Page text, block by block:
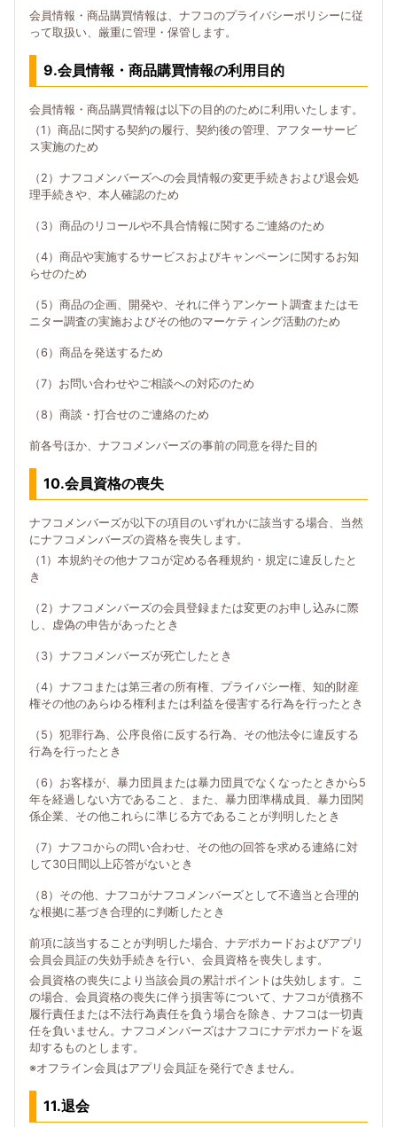
会員情報・商品購買情報は、ナフコのプライバシーポリシーに従
って取扱い、厳重に管理・保管します。
9.会員情報・商品購買情報の利用目的
会員情報・商品購買情報は以下の目的のために利用いたします。
（1）商品に関する契約の履行、契約後の管理、アフターサービ
ス実施のため
（2）ナフコメンバーズへの会員情報の変更手続きおよび退会処
理手続きや、本人確認のため
（3）商品のリコールや不具合情報に関するご連絡のため
（4）商品や実施するサービスおよびキャンペーンに関するお知
らせのため
（5）商品の企画、開発や、それに伴うアンケート調査またはモ
ニター調査の実施およびその他のマーケティング活動のため
（6）商品を発送するため
（7）お問い合わせやご相談への対応のため
（8）商談・打合せのご連絡のため
前各号ほか、ナフコメンバーズの事前の同意を得た目的
10.会員資格の喪失
ナフコメンバーズが以下の項目のいずれかに該当する場合、当然
にナフコメンバーズの資格を喪失します。
（1）本規約その他ナフコが定める各種規約・規定に違反したと
き
（2）ナフコメンバーズの会員登録または変更のお申し込みに際
し、虚偽の申告があったとき
（3）ナフコメンバーズが死亡したとき
（4）ナフコまたは第三者の所有権、プライバシー権、知的財産
権その他のあらゆる権利または利益を侵害する行為を行ったとき
（5）犯罪行為、公序良俗に反する行為、その他法令に違反する
行為を行ったとき
（6）お客様が、暴力団員または暴力団員でなくなったときから5
年を経過しない方であること、また、暴力団準構成員、暴力団関
係企業、その他これらに準じる方であることが判明したとき
（7）ナフコからの問い合わせ、その他の回答を求める連絡に対
して30日間以上応答がないとき
（8）その他、ナフコがナフコメンバーズとして不適当と合理的
な根拠に基づき合理的に判断したとき
前項に該当することが判明した場合、ナデポカードおよびアプリ
会員会員証の失効手続きを行い、会員資格を喪失します。
会員資格の喪失により当該会員の累計ポイントは失効します。こ
の場合、会員資格の喪失に伴う損害等について、ナフコが債務不
履行責任または不法行為責任を負う場合を除き、ナフコは一切責
任を負いません。ナフコメンバーズはナフコにナデポカードを返
却するものとします。
※オフライン会員はアプリ会員証を発行できません。
11.退会